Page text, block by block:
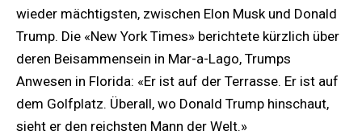
wieder mächtigsten, zwischen Elon Musk und Donald
Trump. Die «New York Times» berichtete kürzlich über
deren Beisammensein in Mar-a-Lago, Trumps
Anwesen in Florida: «Er ist auf der Terrasse. Er ist auf
dem Golfplatz. Überall, wo Donald Trump hinschaut,
sieht er den reichsten Mann der Welt.»